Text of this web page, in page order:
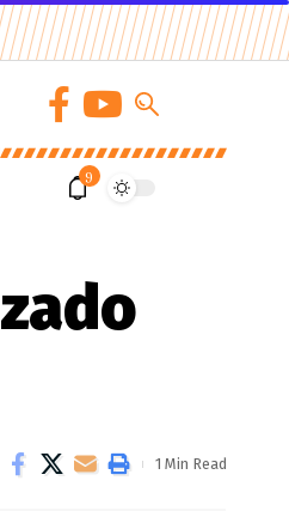
9
1 Min Read